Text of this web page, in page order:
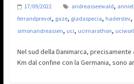
17/09/2022 andreasseewald,
ferrandprevot, gaze, giadaspecia, haderslev,
simonandreassen, uci, ucimarathon,
Nel sud della Danimarca, precisamente
Km dal confine con la Germania, sono